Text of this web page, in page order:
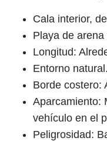
Cala interior,
Playa de arena
Longitud:
Entorno natural.
Borde costero:
Aparcamiento:
vehículo en el
Peligrosidad: